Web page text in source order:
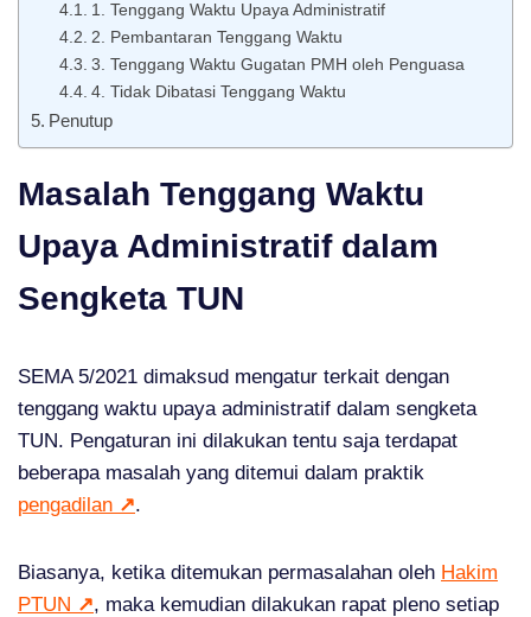
1. Tenggang Waktu Upaya Administratif
2. Pembantaran Tenggang Waktu
3. Tenggang Waktu Gugatan PMH oleh Penguasa
4. Tidak Dibatasi Tenggang Waktu
Penutup
Masalah Tenggang Waktu
Upaya Administratif dalam
Sengketa TUN
SEMA 5/2021 dimaksud mengatur terkait dengan
tenggang waktu upaya administratif dalam sengketa
TUN. Pengaturan ini dilakukan tentu saja terdapat
beberapa masalah yang ditemui dalam praktik
pengadilan ↗.
Biasanya, ketika ditemukan permasalahan oleh Hakim
PTUN ↗, maka kemudian dilakukan rapat pleno setiap